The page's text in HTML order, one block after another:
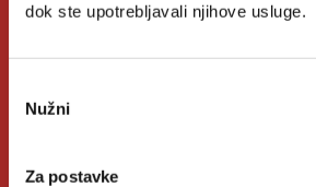
dok ste upotrebljavali njihove usluge.
pristanka
Nužni
Za postavke
Korisni linkovi